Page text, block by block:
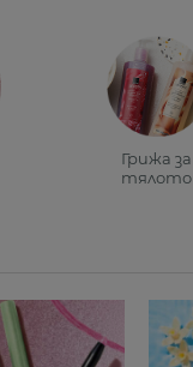
Грижа за
тялото